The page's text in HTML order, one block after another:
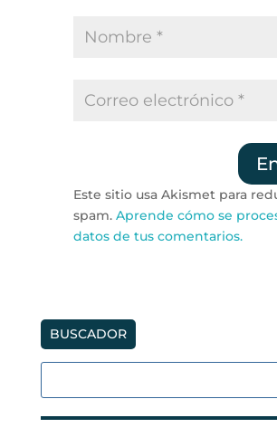
Este sitio usa Akismet para
spam. Aprende cómo se
datos de tus comentarios.
BUSCADOR